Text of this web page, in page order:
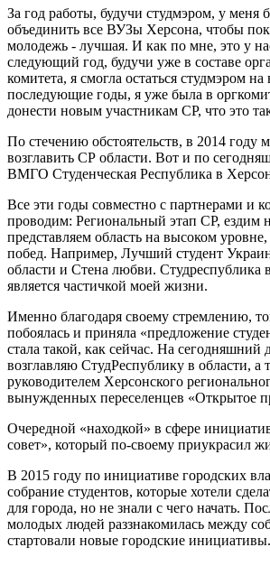
За год работы, будучи студмэром, у меня
объединить все ВУЗы Херсона, чтобы
молодежь - лучшая. И как по мне, это у
следующий год, будучи уже в составе
комитета, я смогла остаться студмэром
последующие годы, я уже была в
донести новым участникам СР, что это
По стечению обстоятельств, в 2014 году
возглавить СР области. Вот и по
ВМГО Студенческая Республика в
Все эти годы совместно с партнерами и
проводим: Региональный этап СР, ездим
представляем область на высоком
побед. Например, Лучший студент
области и Стена любви. Студреспублика
является частичкой моей жизни.
Именно благодаря своему стремлению,
побоялась и приняла «предложение
стала такой, как сейчас. На сегодняшний
возглавляю СтудРеспублику в области, а
руководителем Херсонского
вынужденных переселенцев «Открытое
Очередной «находкой» в сфере
совет», который по-своему приукрасил
В 2015 году по инициативе городских
собрание студентов, которые хотели
для города, но не знали с чего начать.
молодых людей раззнакомилась между
стартовали новые городские инициативы.